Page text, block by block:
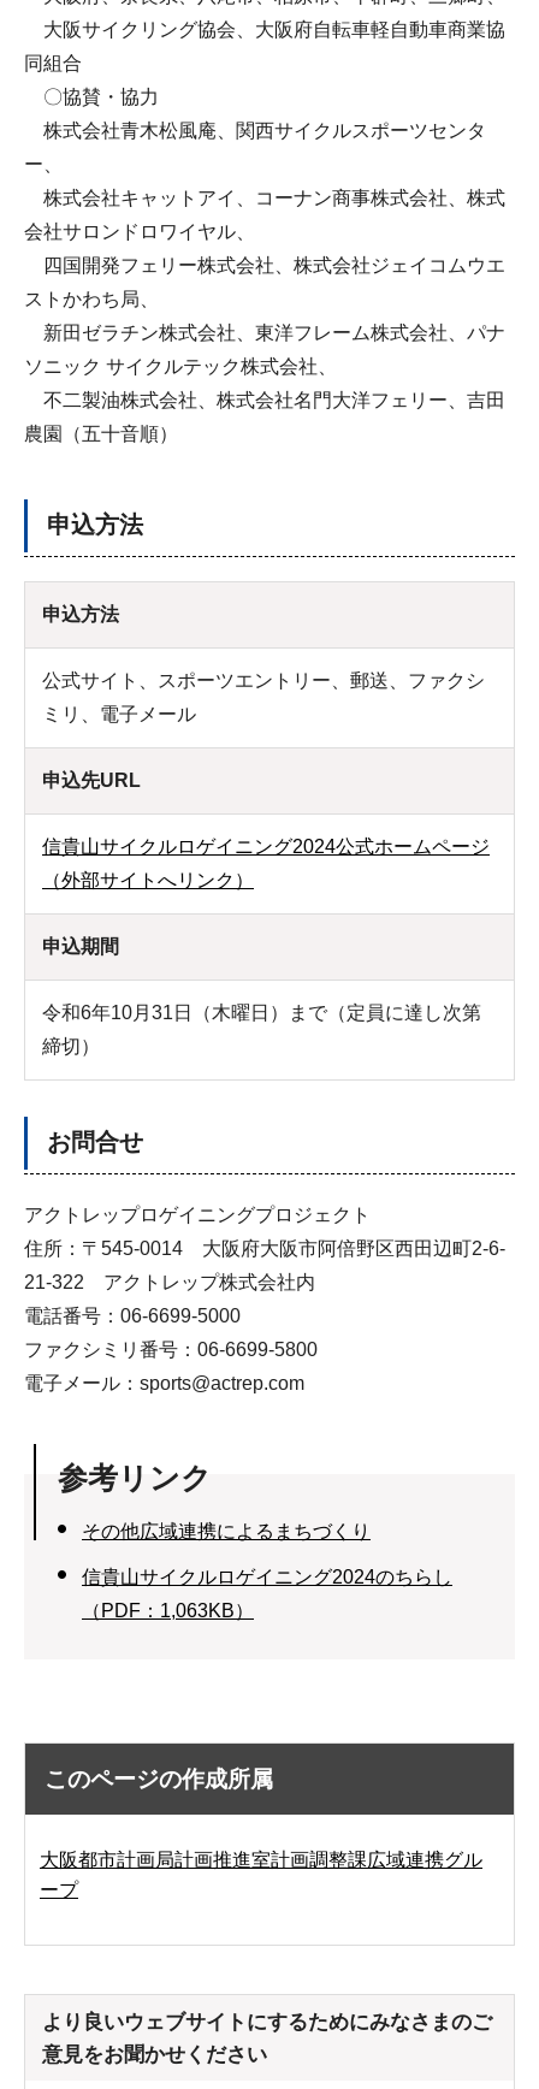
大阪サイクリング協会、大阪府自転車軽自動車商業協
同組合
〇協賛・協力
株式会社青木松風庵、関西サイクルスポーツセンタ
ー、
株式会社キャットアイ、コーナン商事株式会社、株式
会社サロンドロワイヤル、
四国開発フェリー株式会社、株式会社ジェイコムウエ
ストかわち局、
新田ゼラチン株式会社、東洋フレーム株式会社、パナ
ソニック サイクルテック株式会社、
不二製油株式会社、株式会社名門大洋フェリー、吉田
農園（五十音順）
申込方法
申込方法
公式サイト、スポーツエントリー、郵送、ファクシ
ミリ、電子メール
申込先URL
信貴山サイクルロゲイニング2024公式ホームページ
（外部サイトへリンク）
申込期間
令和6年10月31日（木曜日）まで（定員に達し次第
締切）
お問合せ
アクトレップロゲイニングプロジェクト
住所：〒545-0014 大阪府大阪市阿倍野区西田辺町2-6-
21-322 アクトレップ株式会社内
電話番号：06-6699-5000
ファクシミリ番号：06-6699-5800
電子メール：sports@actrep.com
参考リンク
その他広域連携によるまちづくり
信貴山サイクルロゲイニング2024のちらし
（PDF：1,063KB）
このページの作成所属
大阪都市計画局計画推進室計画調整課広域連携グル
ープ
より良いウェブサイトにするためにみなさまのご
意見をお聞かせください